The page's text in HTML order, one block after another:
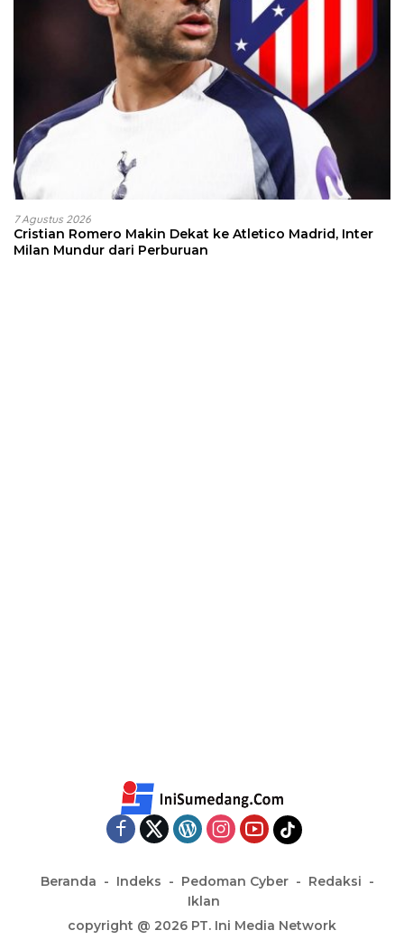
7 Agustus 2026
Cristian Romero Makin Dekat ke Atletico Madrid, Inter
Milan Mundur dari Perburuan
Beranda Indeks Pedoman Cyber
Redaksi
Iklan
copyright @ 2026 PT. Ini Media Network